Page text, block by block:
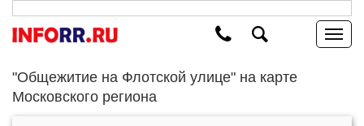
"Общежитие на Флотской улице" на карте
Московского региона